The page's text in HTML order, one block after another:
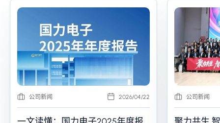
公司新闻 2026/04/22 公司新闻